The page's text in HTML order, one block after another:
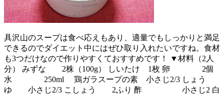
具沢山のスープは食べ応えもあり、適量でもしっかりと満足
できるのでダイエット中にはぜひ取り入れたいですね。食材
も3つだけなので作りやすくておすすめです！ ▼材料（2人
分） みずな 2株（100g） しいたけ 1枚 卵 2個
水 250ml 鶏ガラスープの素 小さじ2/3 しょう
ゆ 小さじ2/3 こしょう 2ふり 酢 小さじ2 白